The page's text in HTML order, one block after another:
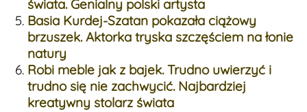
świata. Genialny polski artysta
Basia Kurdej-Szatan pokazała ciążowy
brzuszek. Aktorka tryska szczęściem na łonie
natury
Robi meble jak z bajek. Trudno uwierzyć i
trudno się nie zachwycić. Najbardziej
kreatywny stolarz świata